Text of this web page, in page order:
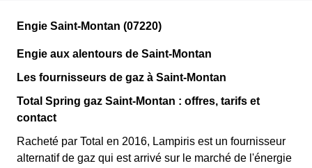
Engie Saint-Montan (07220)
Engie aux alentours de Saint-Montan
Les fournisseurs de gaz à Saint-Montan
Total Spring gaz Saint-Montan : offres, tarifs et
contact
Racheté par Total en 2016, Lampiris est un fournisseur
alternatif de gaz qui est arrivé sur le marché de l'énergie